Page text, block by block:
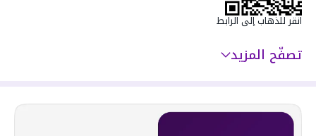
انقر للذهاب إلى الرابط
تصفّح المزيد